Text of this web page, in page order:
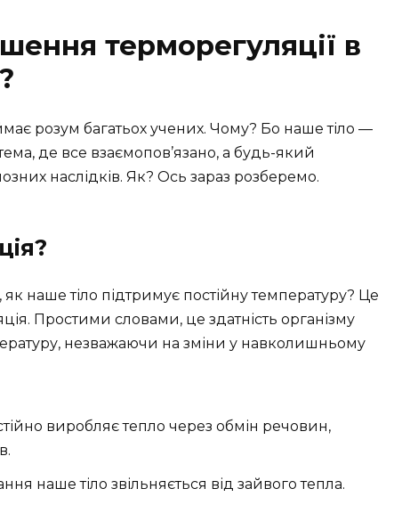
терморегуляції в
розум багатьох учених. Чому? Бо наше тіло —
де все взаємопов’язано, а будь-який
наслідків. Як? Ось зараз розберемо.
наше тіло підтримує постійну температуру? Це
Простими словами, це здатність організму
незважаючи на зміни у навколишньому
виробляє тепло через обмін речовин,
наше тіло звільняється від зайвого тепла.